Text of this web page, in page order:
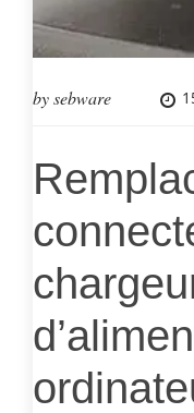
bysebware